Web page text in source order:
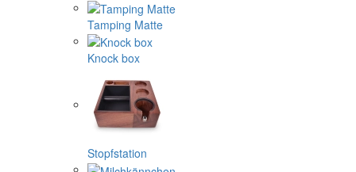
Tamping Matte
Knock box
Stopfstation